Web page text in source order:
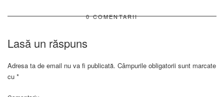
0 COMENTARII
Lasă un răspuns
Adresa ta de email nu va fi publicată. Câmpurile obligatorii sunt marcate
cu *